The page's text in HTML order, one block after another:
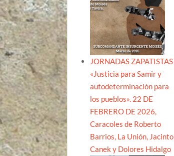
JORNADAS ZAPATISTAS
«Justicia para Samir y
autodeterminación para
los pueblos». 22 DE
FEBRERO DE 2026,
Caracoles de Roberto
Barrios, La Unión, Jacinto
Canek y Dolores Hidalgo